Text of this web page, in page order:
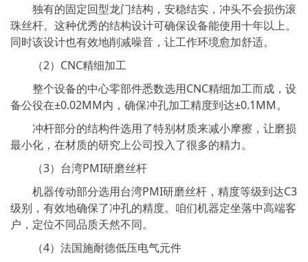
独有的固定回型龙门结构，安稳结实，冲头不会损伤滚
珠丝杆。这种优秀的结构设计可确保设备能使用十年以上。
同时该设计也有效地削减噪音，让工作环境愈加舒适。
（2）CNC精细加工
整个设备的中心零部件悉数选用CNC精细加工而成，设
备公役在±0.02MM内，确保冲孔加工精度到达±0.1MM。
冲杆部分的结构件选用了特别材质来减小摩擦，让磨损
最小化，在材质的研究上公司投入了很多的精力。
（3）台湾PMI研磨丝杆
机器传动部分选用台湾PMI研磨丝杆，精度等级到达C3
级别，有效地确保了冲孔的精度。咱们机器定坐落中高端客
户，定位不同品质天然不同。
（4）法国施耐德低压电气元件